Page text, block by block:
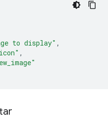
to display" ,
,